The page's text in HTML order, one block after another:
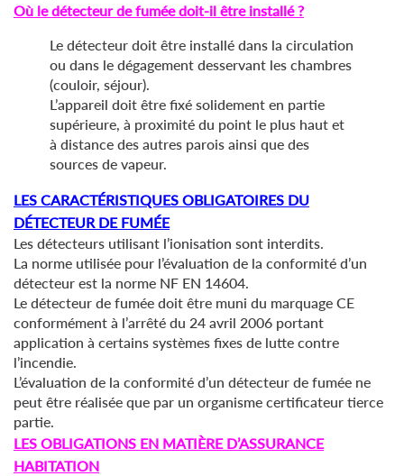
Où le détecteur de fumée doit-il être installé ?
Le détecteur doit être installé dans la circulation
ou dans le dégagement desservant les chambres
(couloir, séjour).
L’appareil doit être fixé solidement en partie
supérieure, à proximité du point le plus haut et
à distance des autres parois ainsi que des
sources de vapeur.
LES CARACTÉRISTIQUES OBLIGATOIRES DU
DÉTECTEUR DE FUMÉE
Les détecteurs utilisant l’ionisation sont interdits.
La norme utilisée pour l’évaluation de la conformité d’un
détecteur est la norme NF EN 14604.
Le détecteur de fumée doit être muni du marquage CE
conformément à l’arrêté du 24 avril 2006 portant
application à certains systèmes fixes de lutte contre
l’incendie.
L’évaluation de la conformité d’un détecteur de fumée ne
peut être réalisée que par un organisme certificateur tierce
partie.
LES OBLIGATIONS EN MATIÈRE D’ASSURANCE
HABITATION